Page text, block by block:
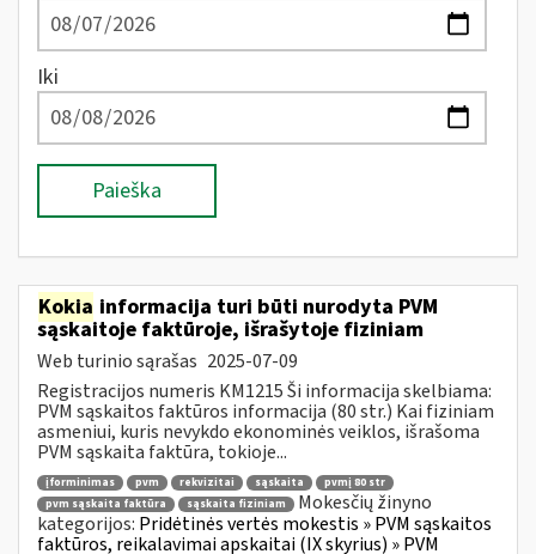
Iki
Paieška
Kokia informacija turi būti nurodyta PVM
sąskaitoje faktūroje, išrašytoje fiziniam
Web turinio sąrašas 2025-07-09
Registracijos numeris KM1215 Ši informacija skelbiama:
PVM sąskaitos faktūros informacija (80 str.) Kai fiziniam
asmeniui, kuris nevykdo ekonominės veiklos, išrašoma
PVM sąskaita faktūra, tokioje...
įforminimas pvm rekvizitai sąskaita
pvmį 80 str
pvm sąskaita faktūra
sąskaita fiziniam
Mokesčių žinyno
kategorijos: Pridėtinės vertės mokestis » PVM sąskaitos
faktūros, reikalavimai apskaitai (IX skyrius) » PVM